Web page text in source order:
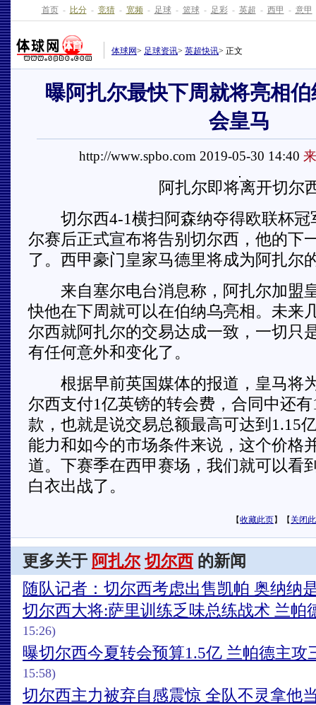
首页 - 比分 - 竞猜 - 宽频 - 足球 - 篮球 - 足彩 - 英超 - 西甲 - 意甲
体球网> 足球资讯> 英超快讯> 正文
曝阿扎尔最快下周就将亮相伯
会皇马
http://www.spbo.com 2019-05-30 14:40
阿扎尔即将离开切尔
切尔西4-1横扫阿森纳夺得欧联杯冠
尔赛后正式宣布将告别切尔西，他的下
了。西甲豪门皇家马德里将成为阿扎尔
来自塞尔电台消息称，阿扎尔加盟
快他在下周就可以在伯纳乌亮相。未来
尔西就阿扎尔的交易达成一致，一切只
有任何意外和变化了。
根据早前英国媒体的报道，皇马将
尔西支付1亿英镑的转会费，合同中还
款，也就是说交易总额最高可达到1.15
能力和如今的市场条件来说，这个价格
道。下赛季在西甲赛场，我们就可以看
白衣出战了。
【收藏此页】【 关闭
更多关于 阿扎尔 切尔西 的新闻
随队记者：切尔西考虑出售凯帕 奥纳纳
切尔西大将:萨里训练乏味总练战术 兰帕
15:26)
曝切尔西今夏转会预算1.5亿 兰帕德主攻
15:58)
切尔西主力被弃自感震惊 全队不灵拿他